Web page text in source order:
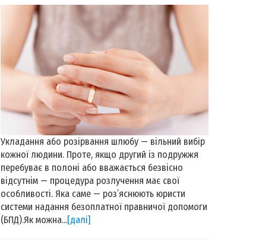
Укладання або розірвання шлюбу — вільний вибір
кожної людини. Проте, якщо другий із подружжя
перебуває в полоні або вважається безвісно
відсутнім — процедура розлучення має свої
особливості. Яка саме — роз’яснюють юристи
системи надання безоплатної правничої допомоги
(БПД).Як можна...[далі]